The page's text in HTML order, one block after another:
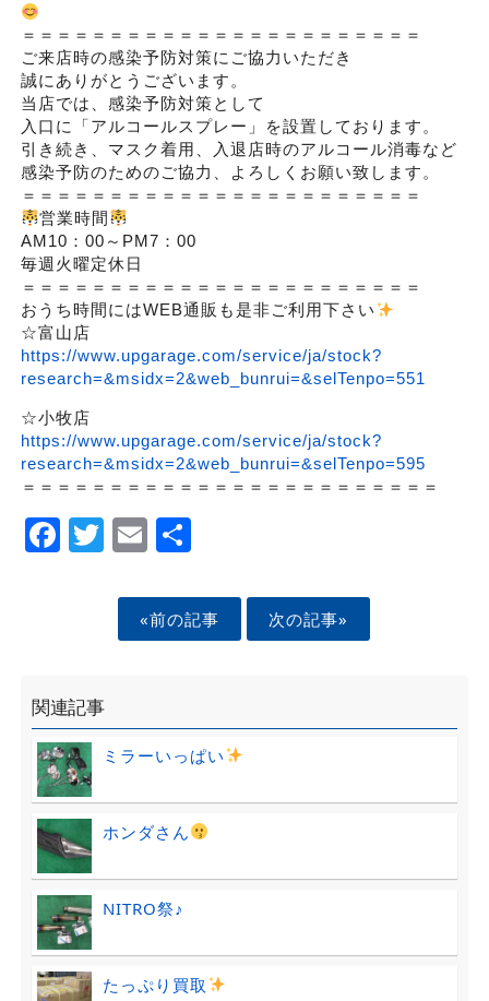
＝＝＝＝＝＝＝＝＝＝＝＝＝＝＝＝＝＝＝＝＝＝＝
ご来店時の感染予防対策にご協力いただき
誠にありがとうございます。
当店では、感染予防対策として
入口に「アルコールスプレー」を設置しております。
引き続き、マスク着用、入退店時のアルコール消毒など
感染予防のためのご協力、よろしくお願い致します。
＝＝＝＝＝＝＝＝＝＝＝＝＝＝＝＝＝＝＝＝＝＝＝
営業時間
AM10：00～PM7：00
毎週火曜定休日
＝＝＝＝＝＝＝＝＝＝＝＝＝＝＝＝＝＝＝＝＝＝＝
おうち時間にはWEB通販も是非ご利用下さい
☆富山店
https://www.upgarage.com/service/ja/stock?
research=&msidx=2&web_bunrui=&selTenpo=551
☆小牧店
https://www.upgarage.com/service/ja/stock?
research=&msidx=2&web_bunrui=&selTenpo=595
＝＝＝＝＝＝＝＝＝＝＝＝＝＝＝＝＝＝＝＝＝＝＝＝
Facebook
Twitter
EmailShare
«前の記事 次の記事»
関連記事
ミラーいっぱい
ホンダさん
NITRO祭♪
たっぷり買取